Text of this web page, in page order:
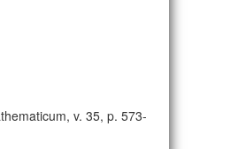
v. 35, p. 573-